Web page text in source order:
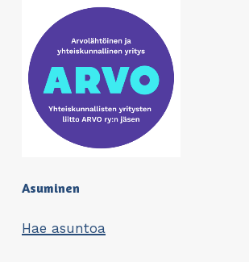
Asuminen
Hae asuntoa